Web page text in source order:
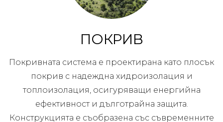
ПОКРИВ
Покривната система е проектирана като плосък
покрив с надеждна хидроизолация и
топлоизолация, осигуряващи енергийна
ефективност и дълготрайна защита.
Конструкцията е съобразена със съвременните